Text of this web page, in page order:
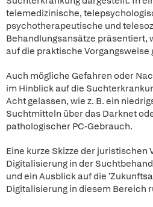
telemedizinische,
psychotherapeutische und
Behandlungsansätze präsentiert,
auf die praktische Vorgangsweise
Auch mögliche Gefahren oder
im Hinblick auf die
Acht gelassen, wie z. B. ein
Suchtmitteln über das Darknet
pathologischer PC-Gebrauch.
Eine kurze Skizze der juristischen
Digitalisierung in der
und ein Ausblick auf die
Digitalisierung in diesem Bereich